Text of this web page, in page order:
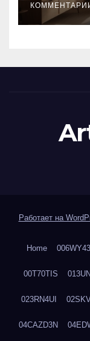
Работает на
Home
00T70TIS
023RN4UI
04CAZD3N